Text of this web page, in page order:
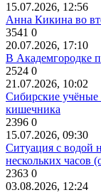
15.07.2026, 12:56
Анна Кикина во
3541 0
20.07.2026, 17:10
В Академгородке
2524 0
21.07.2026, 10:02
Сибирские
кишечника
2396 0
15.07.2026, 09:30
Ситуация с водой
нескольких часов
2363 0
03.08.2026, 12:24